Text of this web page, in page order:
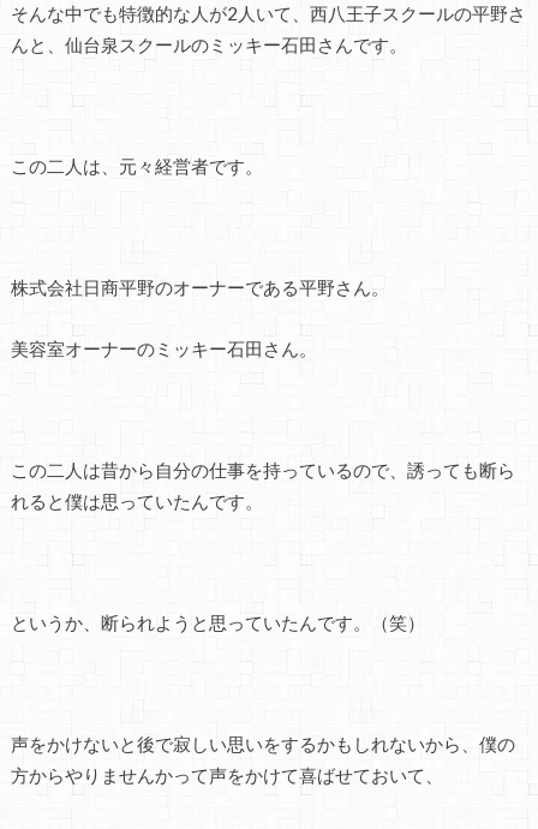
そんな中でも特徴的な人が2人いて、西八王子スクールの平野さ
んと、仙台泉スクールのミッキー石田さんです。
この二人は、元々経営者です。
株式会社日商平野のオーナーである平野さん。
美容室オーナーのミッキー石田さん。
この二人は昔から自分の仕事を持っているので、誘っても断ら
れると僕は思っていたんです。
というか、断られようと思っていたんです。（笑）
声をかけないと後で寂しい思いをするかもしれないから、僕の
方からやりませんかって声をかけて喜ばせておいて、